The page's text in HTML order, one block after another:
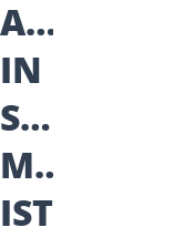
IN
SOCIAL
MEDIA:
IST